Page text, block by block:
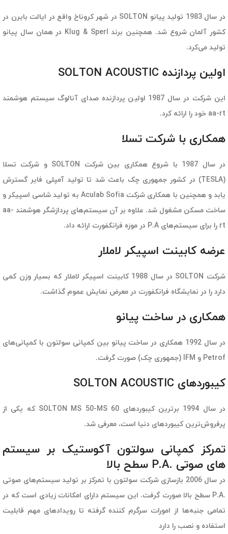
در سال 1983 تولید پیانو SOLTON در شهر کروناخ واقع در ایالت بایرن در
کشور آلمان شروع شد. همچنین برند Klug & Sperl در همان سال پیانو
تولید می‌کرد.
اولین پردازنده SOLTON ACOUSTIC
این شرکت در سال 1987 اولین پردازنده صدای آنالوگ سیستم هوشمند
aa-rt خود را ارائه کرد.
همکاری با شرکت تسلا
در سال 1987 با شروع همکاری بین شرکت SOLTON و شرکت تسلا
(TESLA) در کشور جمهوری چک باعث شد تا تولید آمپلی فایر گسترش
یابد و همچنین با همکاری شرکت Aculab Sofia به تولید شاسی اسپیکر و
ساخت مسکن مشغول شد. علاوه بر آن سیستم‌های پردازشگر هوشمند aa-
rt را برای سیستم‌های P.A در موزه فرانکفورت ارائه داد.
عرضه کابینت اسپیکر لاملار
شرکت SOLTON در سال 1988 کابینت اسپیکر لاملار که بسیار وزن کمی
دارد را در نمایشگاه فرانکفورت در معرض نمایش عموم گذاشت.
همکاری در ساخت پیانو
در سال 1992 همکاری در ساخت پیانو بین کمپانی سولتون با کمپانی‌های
Petrof و IFM (جمهوری چک) صورت گرفت.
کیبوردهای SOLTON ACOUSTIC
در سال 1994 برترین کیبوردهای SOLTON MS 50-MS 60 که یکی از
پرفروش‌ترین کیبوردهای دنیا است، معرفی شد.
تمرکز کمپانی سولتون آکوستیک بر سیستم
های صوتی .P.A سطح بالا
در سال 2006 بازسازی شرکت سولتون با تمرکز بر تولید سیستم‌های صوتی
.P.A سطح بالا صورت گرفت. این سیستم دارای امکانات زیادی است که در
تمامی جنبه‌‎ها از امورات سرگرم کننده گرفته تا رویدادهای مهم قابلیت
استفاده و نصب را دارد